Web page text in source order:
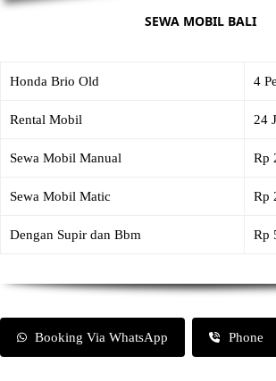
SEWA MOBIL BALI
Honda Brio Old 4
Rental Mobil 24
Sewa Mobil Manual Rp
Sewa Mobil Matic Rp
Dengan Supir dan Bbm Rp
Booking Via WhatsApp Phone